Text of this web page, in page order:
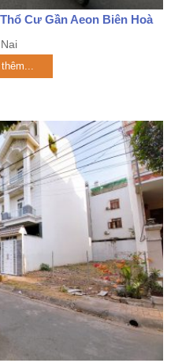
Cư Gần Aeon Biên Hoà